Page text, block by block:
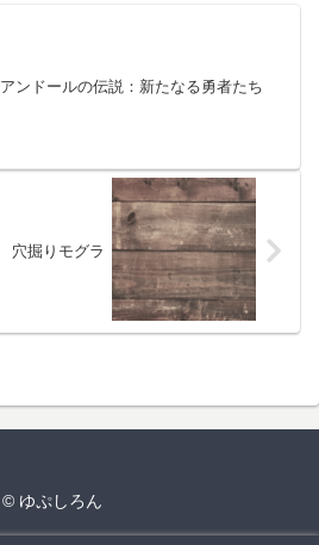
アンドールの伝説：新たなる勇者たち
穴掘りモグラ
© ゆぷしろん